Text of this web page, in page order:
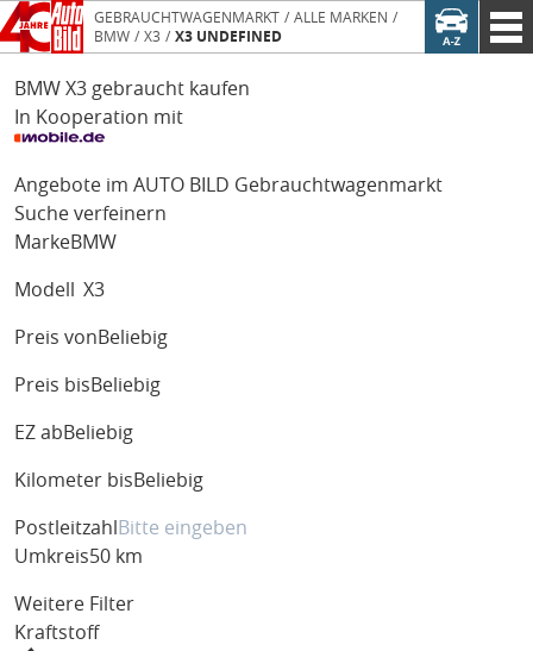
GEBRAUCHTWAGENMARKT
ALLE MARKEN
BMW
X3 X3 UNDEFINED
BMW X3 gebraucht kaufen
In Kooperation mit
Angebote im AUTO BILD Gebrauchtwagenmarkt
Suche verfeinern
MarkeBMW
Modell X3
Preis von Beliebig
Preis bis Beliebig
EZ ab Beliebig
Kilometer bis Beliebig
Postleitzahl
Umkreis50 km
Weitere Filter
Kraftstoff